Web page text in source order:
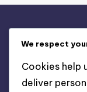
Evästeet ja
Ota yhteyttä
We respect
Cookies help
deliver